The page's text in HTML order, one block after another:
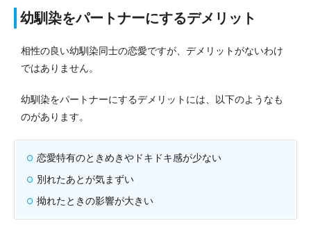
幼馴染をパートナーにするデメリット
相性の良い幼馴染同士の恋愛ですが、デメリットがないわけ
ではありません。
幼馴染をパートナーにするデメリットには、以下のようなも
のがあります。
恋愛特有のときめきやドキドキ感が少ない
別れたあとが気まずい
拗れたときの影響が大きい